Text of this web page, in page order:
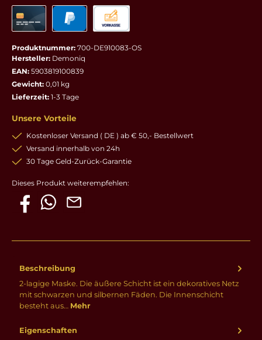
Produktnummer: 700-DE910083-OS
Hersteller: Demoniq
EAN: 5903819100839
Gewicht: 0,01 kg
Lieferzeit: 1-3 Tage
Unsere Vorteile
Kostenloser Versand ( DE ) ab € 50,- Bestellwert
Versand innerhalb von 24h
30 Tage Geld-Zurück-Garantie
Dieses Produkt weiterempfehlen:
Beschreibung
2-lagige Maske. Die äußere Schicht ist ein dekoratives Netz
mit schwarzen und silbernen Fäden. Die Innenschicht
besteht aus… Mehr
Eigenschaften